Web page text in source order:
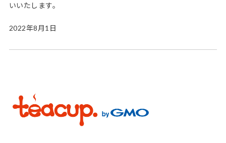
いいたします。
2022年8月1日